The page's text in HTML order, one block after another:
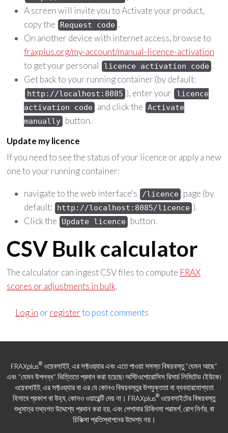
A screen will invite you to Activate your product,
copy the
Request code .
On another device with internet access, browse to
fraxplus.org/my-account/manual-licence-activation
to get your personal
licence activation code .
Get back to your running container (by default:
http://localhost:8085 ), enter your
licence
activation code
and click the Activate
manually button.
Update my licence
If you need to see the status of your licence or apply a new
one to your running container:
navigate to the web interface's /licence
page (by
default:
http://localhost:8085/licence ).
Click the
Update licence button.
CSV Bulk calculator
The calculator can ingest CSV files to compute FRAX
scores or adjustments in bulk.
Log in or registerto post comments
FRAXplus®ওয়েবসাইট, এর সফ্টওয়্যার এবং এতে পাওয়া সমস্ত বিষয়বস্তু "যেমন আছে"
এবং "যেমন উপলব্ধ" ভিত্তিতে প্রদান করা হয়েছে৷ অস্টিওপোরোসিস রিসার্চ লিমিটেড (ইউকে)
ওয়েবসাইট, এর সফ্টওয়্যার বা এর যে কোনও বিষয়বস্তুর উপযুক্ততা বা ব্যবহারযোগ্যতা
হিসাবে প্রকাশ বা উহ্য, কোনও ওয়ারেন্টি দেয় না। FRAXplus®ওয়েবসাইটের বিষয়বস্তু
শুধুমাত্র তথ্যগত উদ্দেশ্যে প্রদান করা হয়, এবং পেশাদার চিকিৎসা পরামর্শ, রোগ নির্ণয়, বা
চিকিত্সা প্রতিস্থাপনের উদ্দেশ্য নয়।